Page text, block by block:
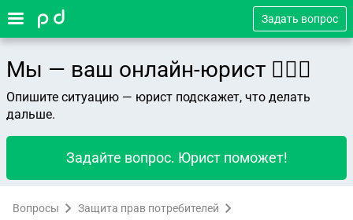
Задать вопрос
Мы — ваш онлайн-юрист 👨🏻‍⚖️
Опишите ситуацию — юрист подскажет, что делать
дальше.
Задайте вопрос. Юрист поможет!
Вопросы Защита прав потребителей